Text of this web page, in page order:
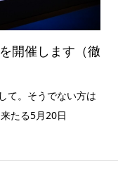
開催します（徹
て。そうでない方は
たる5月20日